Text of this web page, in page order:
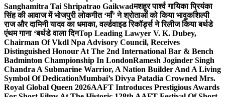
Sanghamitra Tai Shripatrao Gaikwadमशहूर पार्श्व गायिका प्रियंका
सिंह की आवाज में भोजपुरी लोकगीत ‘माँ’ ने श्रोताओं को किया भावुकशिल्पी
राज और दामिनी यादव का धमाका, वर्ल्डवाइड रिकॉर्ड्स ने रिलीज किया बर्थडे
एंथम गाना ‘बर्थडे वाला दिनTop Leading Lawyer V. K. Dubey,
Chairman Of Vkdl Npa Advisory Council, Receives
Distinguished Honour At The 2nd International Bar & Bench
Badminton Championship In LondonRamesh Joginder Singh
Chandra A Submarine Warrior, A Nation Builder And A Living
Symbol Of DedicationMumbai’s Divya Patadia Crowned Mrs.
Royal Global Queen 2026AAFT Introduces Prestigious Awards